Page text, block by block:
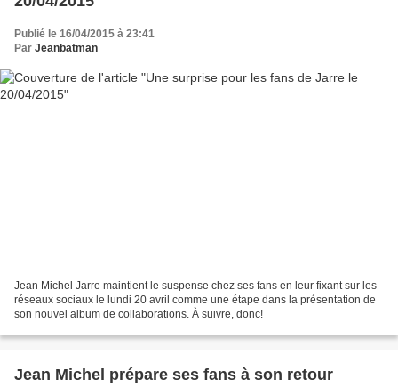
Publié le 16/04/2015 à 23:41
Par Jeanbatman
Jean Michel Jarre maintient le suspense chez ses fans en leur fixant sur les
réseaux sociaux le lundi 20 avril comme une étape dans la présentation de
son nouvel album de collaborations. À suivre, donc!
Jean Michel prépare ses fans à son retour